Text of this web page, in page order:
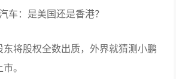
车：是美国还是香港？
将股权全数出质，外界就猜测小鹏
。